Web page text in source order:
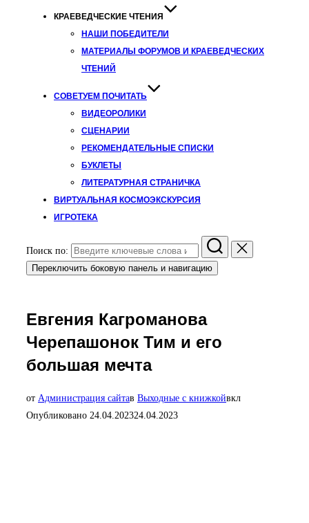
КРАЕВЕДЧЕСКИЕ ЧТЕНИЯ
НАШИ ПОБЕДИТЕЛИ
МАТЕРИАЛЫ ФОРУМОВ И КРАЕВЕДЧЕСКИХ
ЧТЕНИЙ
СОВЕТУЕМ ПОЧИТАТЬ
ВИДЕОРОЛИКИ
СЦЕНАРИИ
РЕКОМЕНДАТЕЛЬНЫЕ СПИСКИ
БУКЛЕТЫ
ЛИТЕРАТУРНАЯ СТРАНИЧКА
ВИРТУАЛЬНАЯ КОСМОЭКСКУРСИЯ
ИГРОТЕКА
Поиск по:
Переключить боковую панель и навигацию
Евгения Кагроманова
Черепашонок Тим и его
большая мечта
от Администрация сайтав Выходные с книжкойвкл
Опубликовано 24.04.202324.04.2023